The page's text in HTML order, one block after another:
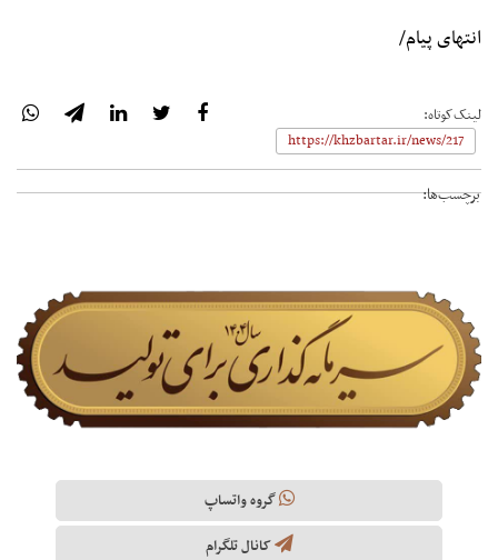
انتهای پیام/
لینک‌کوتاه:
برچسب‌ها:
گروه واتساپ
کانال تلگرام